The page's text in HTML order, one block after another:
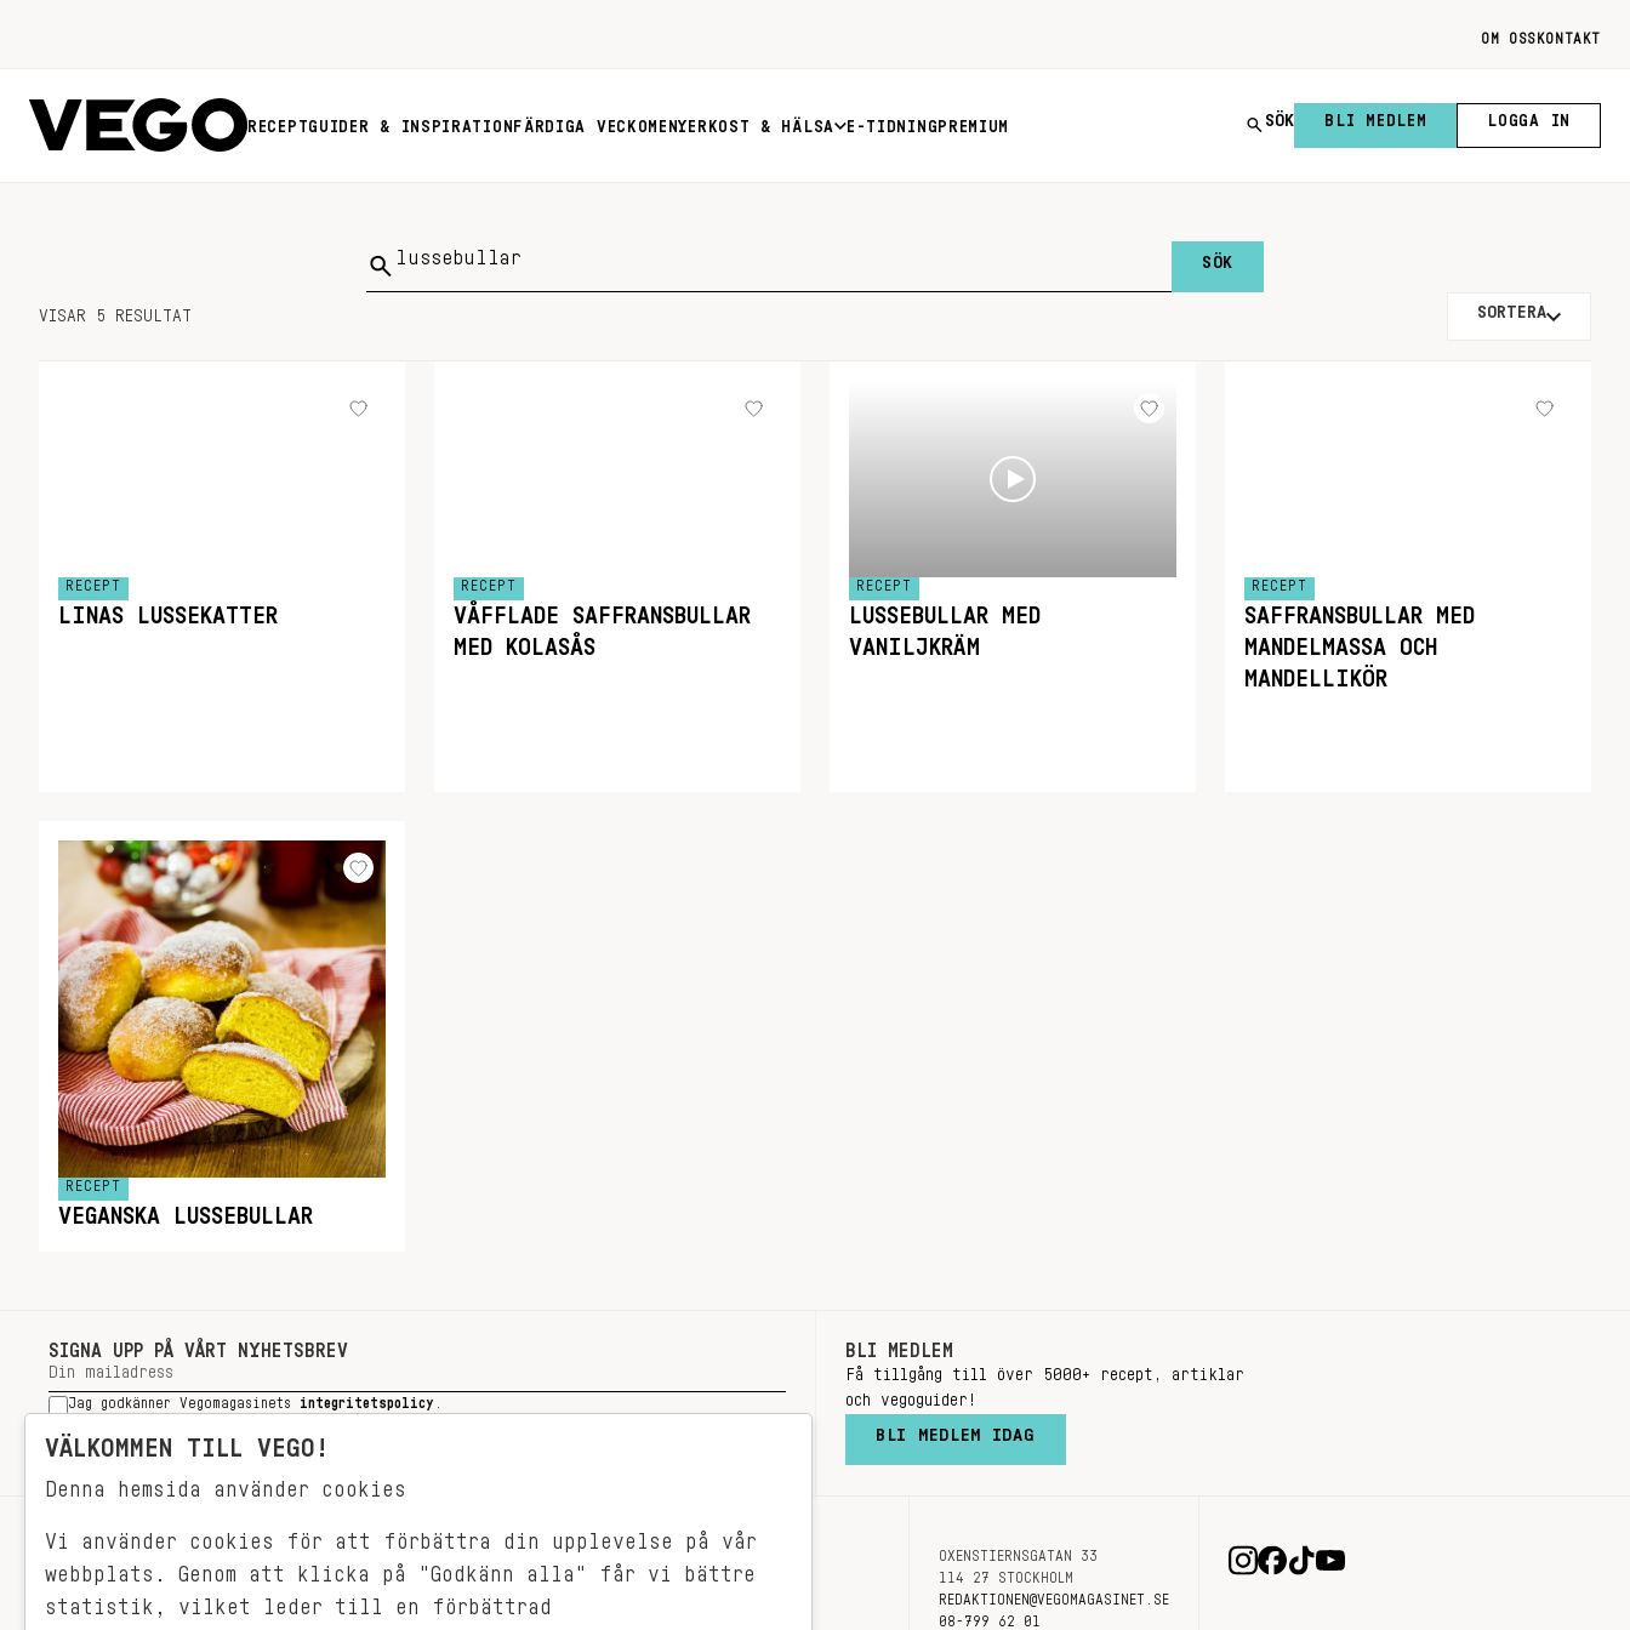
OM OSS KONTAKT
RECEPTGUIDER & INSPIRATION FÄRDIGA VECKOMENYER KOST & HÄLSA E-TIDNING PREMIUM SÖK BLI MEDLEM LOGGA IN
Sök
VISAR 5 RESULTAT SORTERA
RECEPT
LINAS LUSSEKATTER
RECEPT
VÅFFLADE SAFFRANSBULLAR
MED KOLASÅS
RECEPT
LUSSEBULLAR MED
VANILJKRÄM
RECEPT
SAFFRANSBULLAR MED
MANDELMASSA OCH
MANDELLIKÖR
RECEPT
VEGANSKA LUSSEBULLAR
SIGNA UPP PÅ VÅRT NYHETSBREV
Jag godkänner Vegomagasinets integritetspolicy
SIGNA UPP
BLI MEDLEM
Få tillgång till över 5000+ recept, artiklar
och vegoguider!
BLI MEDLEM IDAG
RECEPT
VEGONYTT
OM OSS
OXENSTIERNSGATAN 33
114 27 STOCKHOLM
REDAKTIONEN@VEGOMAGASINET.SE
08-799 62 01
VÄLKOMMEN TILL VEGO!
Denna hemsida använder cookies
Vi använder cookies för att förbättra din upplevelse på vår
webbplats. Genom att klicka på "Godkänn alla" får vi bättre
statistik, vilket leder till en förbättrad